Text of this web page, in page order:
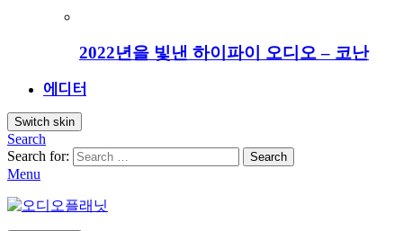
2022년을 빛낸 하이파이 오디오 – 코난
에디터
Switch skin
Search
Search for:
Search
Menu